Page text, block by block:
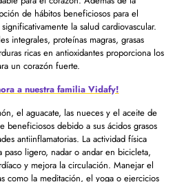
de hábitos beneficiosos para el
la salud cardiovascular.
integrales, proteínas magras, grasas
ricas en antioxidantes proporciona los
un corazón fuerte.
a nuestra familia Vidafy!
el aguacate, las nueces y el aceite de
beneficiosos debido a sus ácidos grasos
antiinflamatorias. La actividad física
paso ligero, nadar o andar en bicicleta,
y mejora la circulación. Manejar el
como la meditación, el yoga o ejercicios